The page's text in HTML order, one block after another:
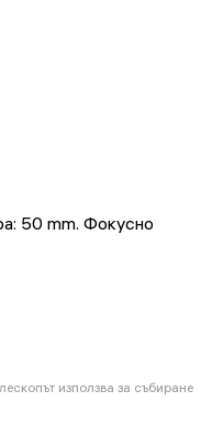
50 mm. Фокусно
използва за събиране